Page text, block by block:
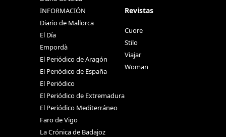
INFORMACIÓN
Diario de Mallorca
El Día
Empordà
El Periódico de Aragón
El Periódico de España
El Periódico
El Periódico de Extremadura
El Periódico Mediterráneo
Faro de Vigo
La Crónica de Badajoz
Revistas
Cuore
Stilo
Viajar
Woman